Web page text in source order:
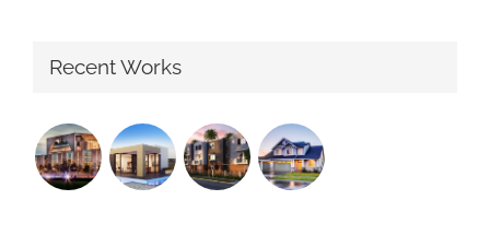
Recent Works